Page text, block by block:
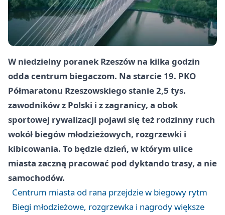
W niedzielny poranek Rzeszów na kilka godzin
odda centrum biegaczom. Na starcie 19. PKO
Półmaratonu Rzeszowskiego stanie 2,5 tys.
zawodników z Polski i z zagranicy, a obok
sportowej rywalizacji pojawi się też rodzinny ruch
wokół biegów młodzieżowych, rozgrzewki i
kibicowania. To będzie dzień, w którym ulice
miasta zaczną pracować pod dyktando trasy, a nie
samochodów.
Centrum miasta od rana przejdzie w biegowy rytm
Biegi młodzieżowe, rozgrzewka i nagrody większe